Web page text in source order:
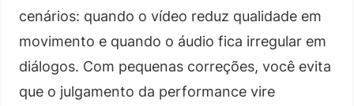
cenários: quando o vídeo reduz qualidade em
movimento e quando o áudio fica irregular em
diálogos. Com pequenas correções, você evita
que o julgamento da performance vire